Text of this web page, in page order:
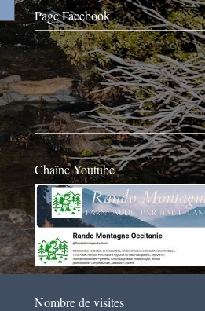
Page Facebook
Chaîne Youtube
Nombre de visites